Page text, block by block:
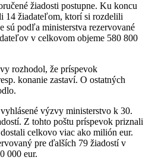
žiadosti postupne. Ku koncu
14 žiadateľom, ktorí si rozdelili
sú podľa ministerstva rezervované
v celkovom objeme 580 800
rozhodol, že príspevok
konanie zastaví. O ostatných
výzvy ministerstvo k 30.
Z tohto poštu príspevok priznali
celkovo viac ako milión eur.
pre ďalších 79 žiadostí v
000 eur.